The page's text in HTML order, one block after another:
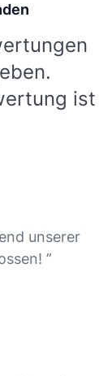
ist
unserer
”